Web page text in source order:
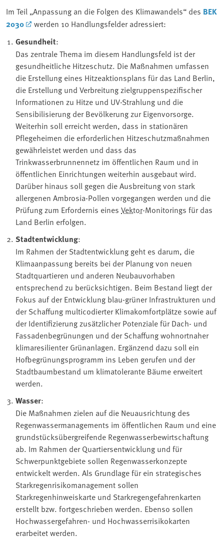
Im Teil „Anpassung an die Folgen des Klimawandels“ des BEK
2030
werden 10 Handlungsfelder adressiert:
Gesundheit:
Das zentrale Thema im diesem Handlungsfeld ist der
gesundheitliche Hitzeschutz. Die Maßnahmen umfassen
die Erstellung eines Hitzeaktionsplans für das Land Berlin,
die Erstellung und Verbreitung zielgruppenspezifischer
Informationen zu Hitze und UV-Strahlung und die
Sensibilisierung der Bevölkerung zur Eigenvorsorge.
Weiterhin soll erreicht werden, dass in stationären
Pflegeheimen die erforderlichen Hitzeschutzmaßnahmen
gewährleistet werden und dass das
Trinkwasserbrunnennetz im öffentlichen Raum und in
öffentlichen Einrichtungen weiterhin ausgebaut wird.
Darüber hinaus soll gegen die Ausbreitung von stark
allergenen Ambrosia-Pollen vorgegangen werden und die
Prüfung zum Erfordernis eines ⁠Vektor⁠-Monitorings für das
Land Berlin erfolgen.
Stadtentwicklung:
Im Rahmen der Stadtentwicklung geht es darum, die
Klimaanpassung bereits bei der Planung von neuen
Stadtquartieren und anderen Neubauvorhaben
entsprechend zu berücksichtigen. Beim Bestand liegt der
Fokus auf der Entwicklung blau-grüner Infrastrukturen und
der Schaffung multicodierter Klimakomfortplätze sowie auf
der Identifizierung zusätzlicher Potenziale für Dach- und
Fassadenbegrünungen und der Schaffung wohnortnaher
klimaresilienter Grünanlagen. Ergänzend dazu soll ein
Hofbegrünungsprogramm ins Leben gerufen und der
Stadtbaumbestand um klimatolerante Bäume erweitert
werden.
Wasser:
Die Maßnahmen zielen auf die Neuausrichtung des
Regenwassermanagements im öffentlichen Raum und eine
grundstücksübergreifende Regenwasserbewirtschaftung
ab. Im Rahmen der Quartiersentwicklung und für
Schwerpunktgebiete sollen Regenwasserkonzepte
entwickelt werden. Als Grundlage für ein strategisches
Starkregenrisikomanagement sollen
Starkregenhinweiskarte und Starkregengefahrenkarten
erstellt bzw. fortgeschrieben werden. Ebenso sollen
Hochwassergefahren- und Hochwasserrisikokarten
erarbeitet werden.